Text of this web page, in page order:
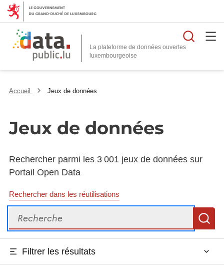
La plateforme de données ouvertes
Accueil Jeux de données
Jeux de données
Rechercher parmi les 3 001 jeux de données sur
Portail Open Data
Rechercher dans les réutilisations
Recherche
Filtrer les résultats